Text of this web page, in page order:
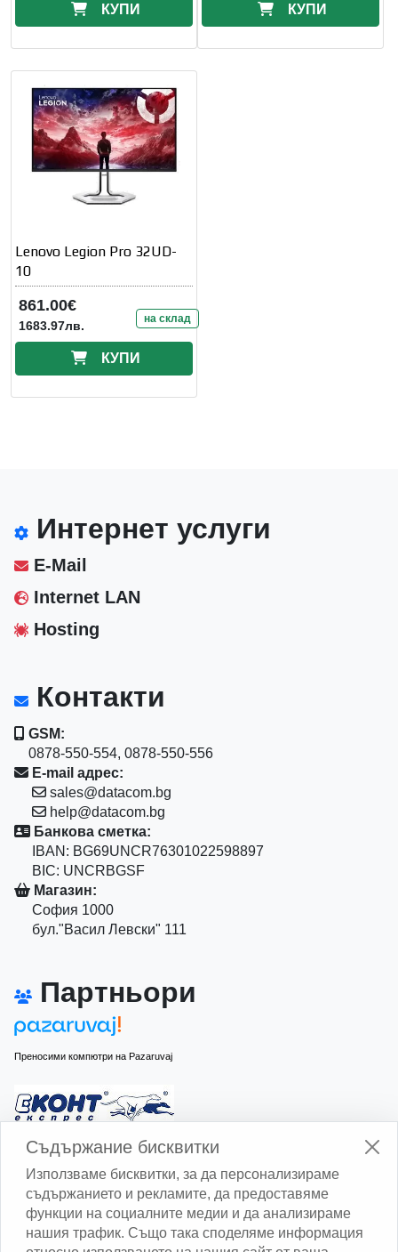
КУПИ КУПИ
Lenovo Legion Pro 32UD-
10
861.00€
1683.97лв. на склад
КУПИ
Интернет услуги
E-Mail
Internet LAN
Hosting
Контакти
GSM:
0878-550-554, 0878-550-556
E-mail адрес:
sales@datacom.bg
help@datacom.bg
Банкова сметка:
IBAN: BG69UNCR76301022598897
BIC: UNCRBGSF
Магазин:
София 1000
бул."Васил Левски" 111
Партньори
Преносими компютри на Pazaruvaj
Изчисли доставката с Еконт
Съдържание бисквитки
Използваме бисквитки, за да персонализираме
съдържанието и рекламите, да предоставяме
функции на социалните медии и да анализираме
нашия трафик. Също така споделяме информация